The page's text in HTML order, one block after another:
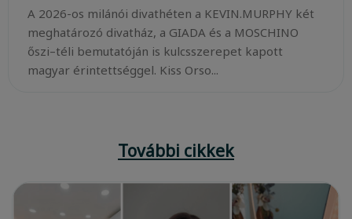
A 2026-os milánói divathéten a KEVIN.MURPHY két
meghatározó divatház, a GIADA és a MOSCHINO
őszi–téli bemutatóján is kulcsszerepet kapott
magyar érintettséggel. Kiss Orso...
További cikkek